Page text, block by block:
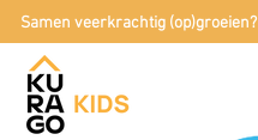
Samen veerkrachtig (op)groeien?